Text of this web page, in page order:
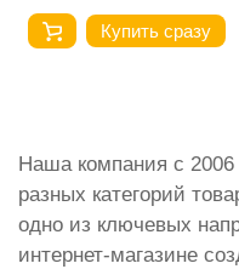
Купить сразу
Наша компания с 2006
разных категорий
одно из ключевых
интернет-магазине